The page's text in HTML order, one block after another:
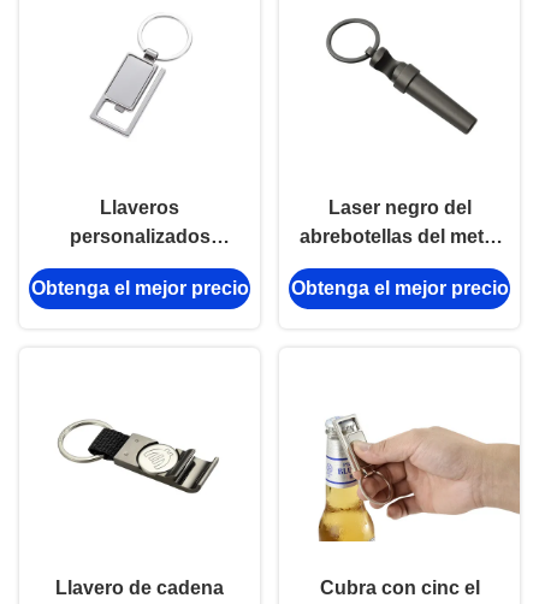
Llaveros
personalizados
rectángulo del recuerdo
Obtenga el mejor precio
Laser negro del
abrebotellas del metal
de IMEGA que graba la
cadena dominante del
Obtenga el mejor precio
Llavero de cadena
Cubra con cinc el